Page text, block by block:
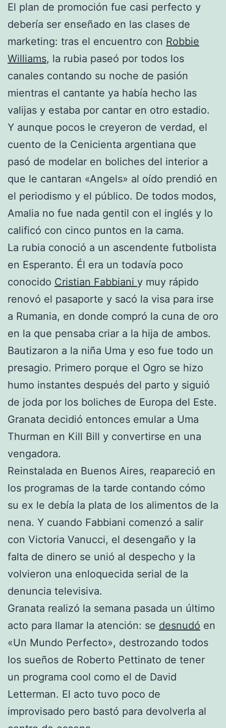
El plan de promoción fue casi perfecto y
debería ser enseñado en las clases de
marketing: tras el encuentro con Robbie
Williams, la rubia paseó por todos los
canales contando su noche de pasión
mientras el cantante ya había hecho las
valijas y estaba por cantar en otro estadio.
Y aunque pocos le creyeron de verdad, el
cuento de la Cenicienta argentiana que
pasó de modelar en boliches del interior a
que le cantaran «Angels» al oído prendió en
el periodismo y el público. De todos modos,
Amalia no fue nada gentil con el inglés y lo
calificó con cinco puntos en la cama.
La rubia conoció a un ascendente futbolista
en Esperanto. Él era un todavía poco
conocido Cristian Fabbiani y muy rápido
renovó el pasaporte y sacó la visa para irse
a Rumania, en donde compró la cuna de oro
en la que pensaba criar a la hija de ambos.
Bautizaron a la niña Uma y eso fue todo un
presagio. Primero porque el Ogro se hizo
humo instantes después del parto y siguió
de joda por los boliches de Europa del Este.
Granata decidió entonces emular a Uma
Thurman en Kill Bill y convertirse en una
vengadora.
Reinstalada en Buenos Aires, reapareció en
los programas de la tarde contando cómo
su ex le debía la plata de los alimentos de la
nena. Y cuando Fabbiani comenzó a salir
con Victoria Vanucci, el desengaño y la
falta de dinero se unió al despecho y la
volvieron una enloquecida serial de la
denuncia televisiva.
Granata realizó la semana pasada un último
acto para llamar la atención: se desnudó en
«Un Mundo Perfecto», destrozando todos
los sueños de Roberto Pettinato de tener
un programa cool como el de David
Letterman. El acto tuvo poco de
improvisado pero bastó para devolverla al